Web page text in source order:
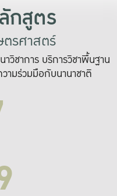
กสูตร
รศาสตร์
ชาการ บริการวิชาพื้นฐาน
ามร่วมมือกับนานาชาติ